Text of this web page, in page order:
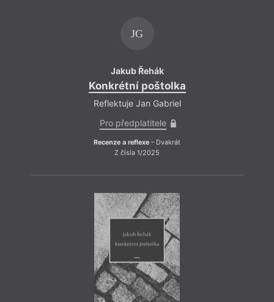
JG
Jakub Řehák
Konkrétní poštolka
Reflektuje Jan Gabriel
Pro předplatitele
Recenze a reflexe – Dvakrát
Z čísla 1/2025